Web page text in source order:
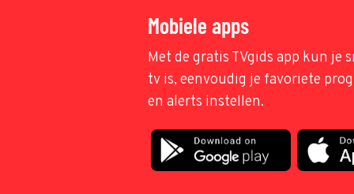
Mobiele apps
Met de gratis TVgids app kun je
tv is, eenvoudig je favoriete
en alerts instellen.